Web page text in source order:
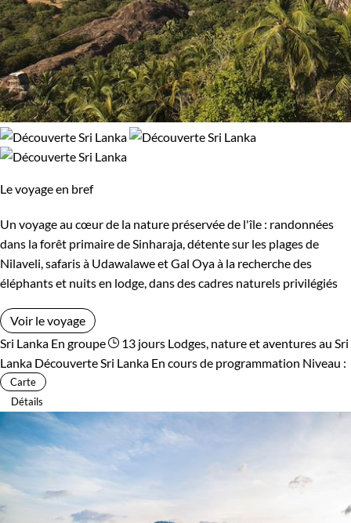
Le voyage en bref
Un voyage au cœur de la nature préservée de l'île : randonnées
dans la forêt primaire de Sinharaja, détente sur les plages de
Nilaveli, safaris à Udawalawe et Gal Oya à la recherche des
éléphants et nuits en lodge, dans des cadres naturels privilégiés
Voir le voyage
Sri Lanka En groupe 13 jours Lodges, nature et aventures au Sri
Lanka Découverte Sri Lanka En cours de programmation Niveau :
Carte
Détails